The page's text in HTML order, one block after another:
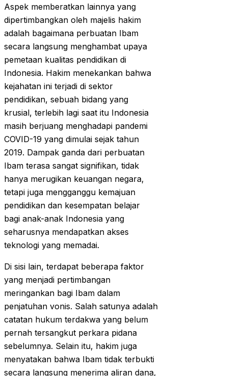
Aspek memberatkan lainnya yang
dipertimbangkan oleh majelis hakim
adalah bagaimana perbuatan Ibam
secara langsung menghambat upaya
pemetaan kualitas pendidikan di
Indonesia. Hakim menekankan bahwa
kejahatan ini terjadi di sektor
pendidikan, sebuah bidang yang
krusial, terlebih lagi saat itu Indonesia
masih berjuang menghadapi pandemi
COVID-19 yang dimulai sejak tahun
2019. Dampak ganda dari perbuatan
Ibam terasa sangat signifikan, tidak
hanya merugikan keuangan negara,
tetapi juga mengganggu kemajuan
pendidikan dan kesempatan belajar
bagi anak-anak Indonesia yang
seharusnya mendapatkan akses
teknologi yang memadai.
Di sisi lain, terdapat beberapa faktor
yang menjadi pertimbangan
meringankan bagi Ibam dalam
penjatuhan vonis. Salah satunya adalah
catatan hukum terdakwa yang belum
pernah tersangkut perkara pidana
sebelumnya. Selain itu, hakim juga
menyatakan bahwa Ibam tidak terbukti
secara langsung menerima aliran dana,